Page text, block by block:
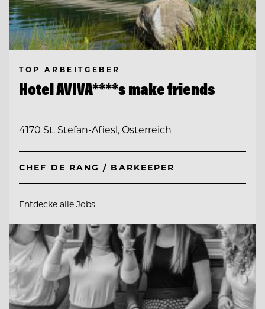
TOP ARBEITGEBER
Hotel AVIVA****s make friends
4170 St. Stefan-Afiesl, Österreich
CHEF DE RANG / BARKEEPER
Entdecke alle Jobs